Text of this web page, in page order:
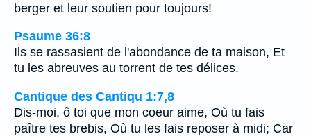
berger et leur soutien pour toujours!
Psaume 36:8
Ils se rassasient de l'abondance de ta maison, Et
tu les abreuves au torrent de tes délices.
Cantique des Cantiqu 1:7,8
Dis-moi, ô toi que mon coeur aime, Où tu fais
paître tes brebis, Où tu les fais reposer à midi; Car